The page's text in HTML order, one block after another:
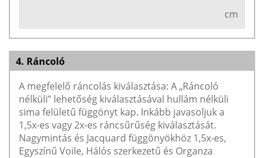
cm
4. Ráncoló
A megfelelő ráncolás kiválasztása: A „Ráncoló
nélküli” lehetőség kiválasztásával hullám nélküli
sima felületű függönyt kap. Inkább javasoljuk a
1,5x-es vagy 2x-es ráncsűrűség kiválasztását.
Nagymintás és Jacquard függönyökhöz 1,5x-es,
Egyszínű Voile, Hálós szerkezetű és Organza